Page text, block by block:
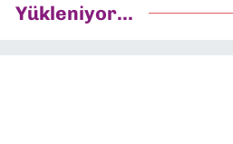
Yükleniyor...